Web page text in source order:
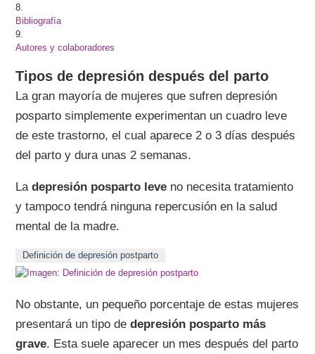
8.
Bibliografía
9.
Autores y colaboradores
Tipos de depresión después del parto
La gran mayoría de mujeres que sufren depresión
posparto simplemente experimentan un cuadro leve
de este trastorno, el cual aparece 2 o 3 días después
del parto y dura unas 2 semanas.
Ladepresión posparto leve no necesita tratamiento
y tampoco tendrá ninguna repercusión en la salud
mental de la madre.
Definición de depresión postparto
No obstante, un pequeño porcentaje de estas mujeres
presentará un tipo dedepresión posparto más
grave. Esta suele aparecer un mes después del parto